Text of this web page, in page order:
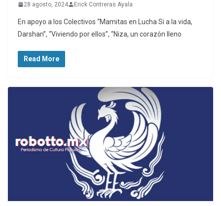
28 agosto, 2024 Erick Contreras Ayala
En apoyo a los Colectivos “Mamitas en Lucha Si a la vida,
Darshan”, “Viviendo por ellos”, “Niza, un corazón lleno
Read More